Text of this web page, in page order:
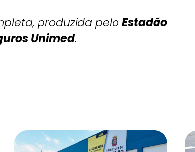
produzida peloEstadão
Unimed.